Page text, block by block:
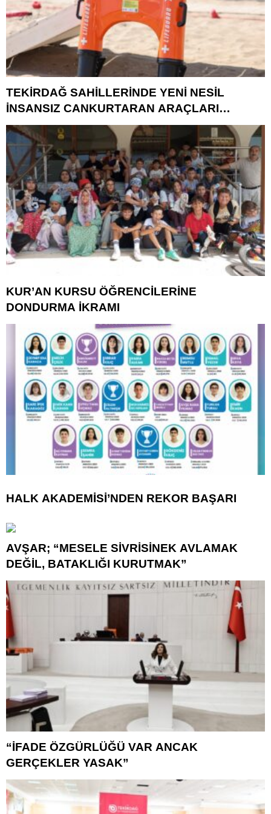
TEKİRDAĞ SAHİLLERİNDE YENİ NESİL
İNSANSIZ CANKURTARAN ARAÇLARI
GÖREVDE
KUR’AN KURSU ÖĞRENCİLERİNE
DONDURMA İKRAMI
HALK AKADEMİSİ’NDEN REKOR BAŞARI
AVŞAR; “MESELE SİVRİSİNEK AVLAMAK
DEĞİL, BATAKLIĞI KURUTMAK”
“İFADE ÖZGÜRLÜĞÜ VAR ANCAK
GERÇEKLER YASAK”